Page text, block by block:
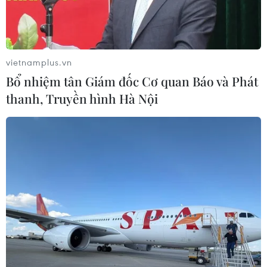
dân tộc.
Phó Thủ tướng Trần Lưu Quang (thứ 4 từ trái sang) cùng các đại
biểu chúc mừng tại chùa Hàm Long, phường Nam Sơn, thành
phố Bắc Ninh, tỉnh Bắc Ninh. (Ảnh: Thanh Thương/TTXVN)
Sáng 29/5, Phó Thủ tướng Chính phủ Trần Lưu
vietnamplus.vn
Bổ nhiệm tân Giám đốc Cơ quan Báo và Phát
thanh, Truyền hình Hà Nội